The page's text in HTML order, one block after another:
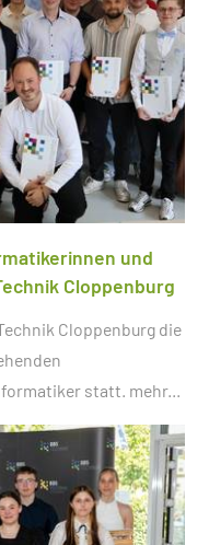
und
Cloppenburg
Cloppenburg die
statt. mehr...